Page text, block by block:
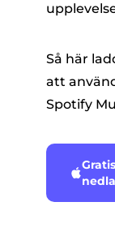
Så här
att
Spotify
Gratis